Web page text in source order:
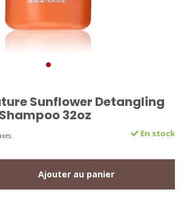
Sunflower Detangling
32oz
En stock
Ajouter au panier